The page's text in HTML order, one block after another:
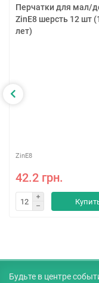
Перчатки для мал/
ZinE8 шерсть 12 шт
лет)
ZinE8
42.2 грн.
Будьте в центре